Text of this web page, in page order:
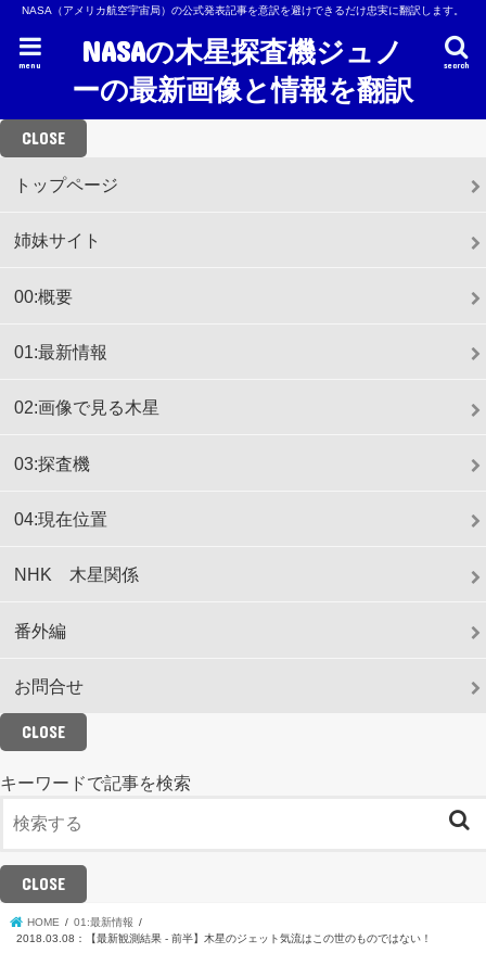
NASA（アメリカ航空宇宙局）の公式発表記事を意訳を避けできるだけ忠実に翻訳します。
NASAの木星探査機ジュノ
ーの最新画像と情報を翻訳
search
menu
CLOSE
トップページ
姉妹サイト
00:概要
01:最新情報
02:画像で見る木星
03:探査機
04:現在位置
NHK 木星関係
番外編
お問合せ
CLOSE
キーワードで記事を検索
CLOSE
HOME
01:最新情報
2018.03.08：【最新観測結果 - 前半】木星のジェット気流はこの世のものではない！